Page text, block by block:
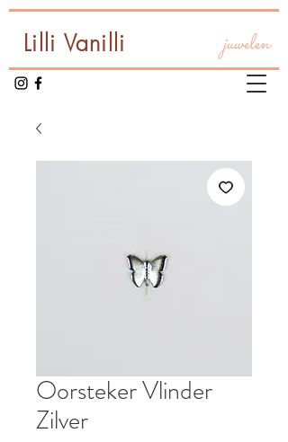
Lilli Vanilli juwelen
Oorsteker Vlinder
Zilver